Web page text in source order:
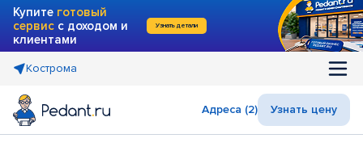
Купите готовый
сервис с доходом и
клиентами
Узнать детали
Кострома
Адреса (2) Узнать цену